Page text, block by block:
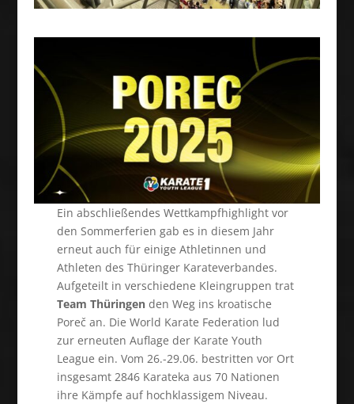
Ein abschließendes Wettkampfhighlight vor
den Sommerferien gab es in diesem Jahr
erneut auch für einige Athletinnen und
Athleten des Thüringer Karateverbandes.
Aufgeteilt in verschiedene Kleingruppen trat
Team Thüringenden Weg ins kroatische
Poreč an. Die World Karate Federation lud
zur erneuten Auflage der Karate Youth
League ein. Vom 26.-29.06. bestritten vor Ort
insgesamt 2846 Karateka aus 70 Nationen
ihre Kämpfe auf hochklassigem Niveau.